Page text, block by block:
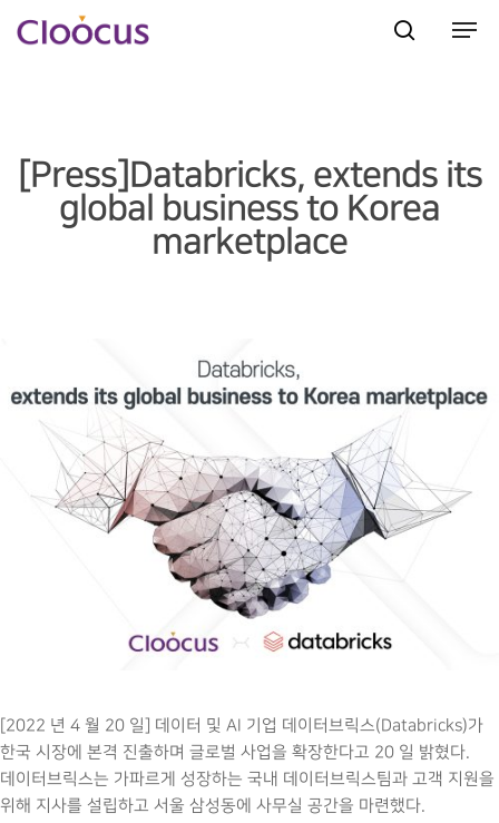
[Press]Databricks, extends its
global business to Korea
marketplace
[2022 년 4 월 20 일] 데이터 및 AI 기업 데이터브릭스(Databricks)가
한국 시장에 본격 진출하며 글로벌 사업을 확장한다고 20 일 밝혔다.
데이터브릭스는 가파르게 성장하는 국내 데이터브릭스팀과 고객 지원을
위해 지사를 설립하고 서울 삼성동에 사무실 공간을 마련했다.